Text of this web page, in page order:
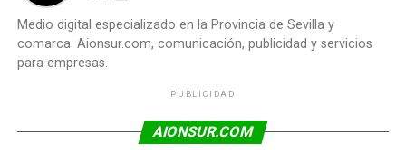
Medio digital especializado en la Provincia de Sevilla y
comarca. Aionsur.com, comunicación, publicidad y servicios
para empresas.
PUBLICIDAD
AIONSUR.COM